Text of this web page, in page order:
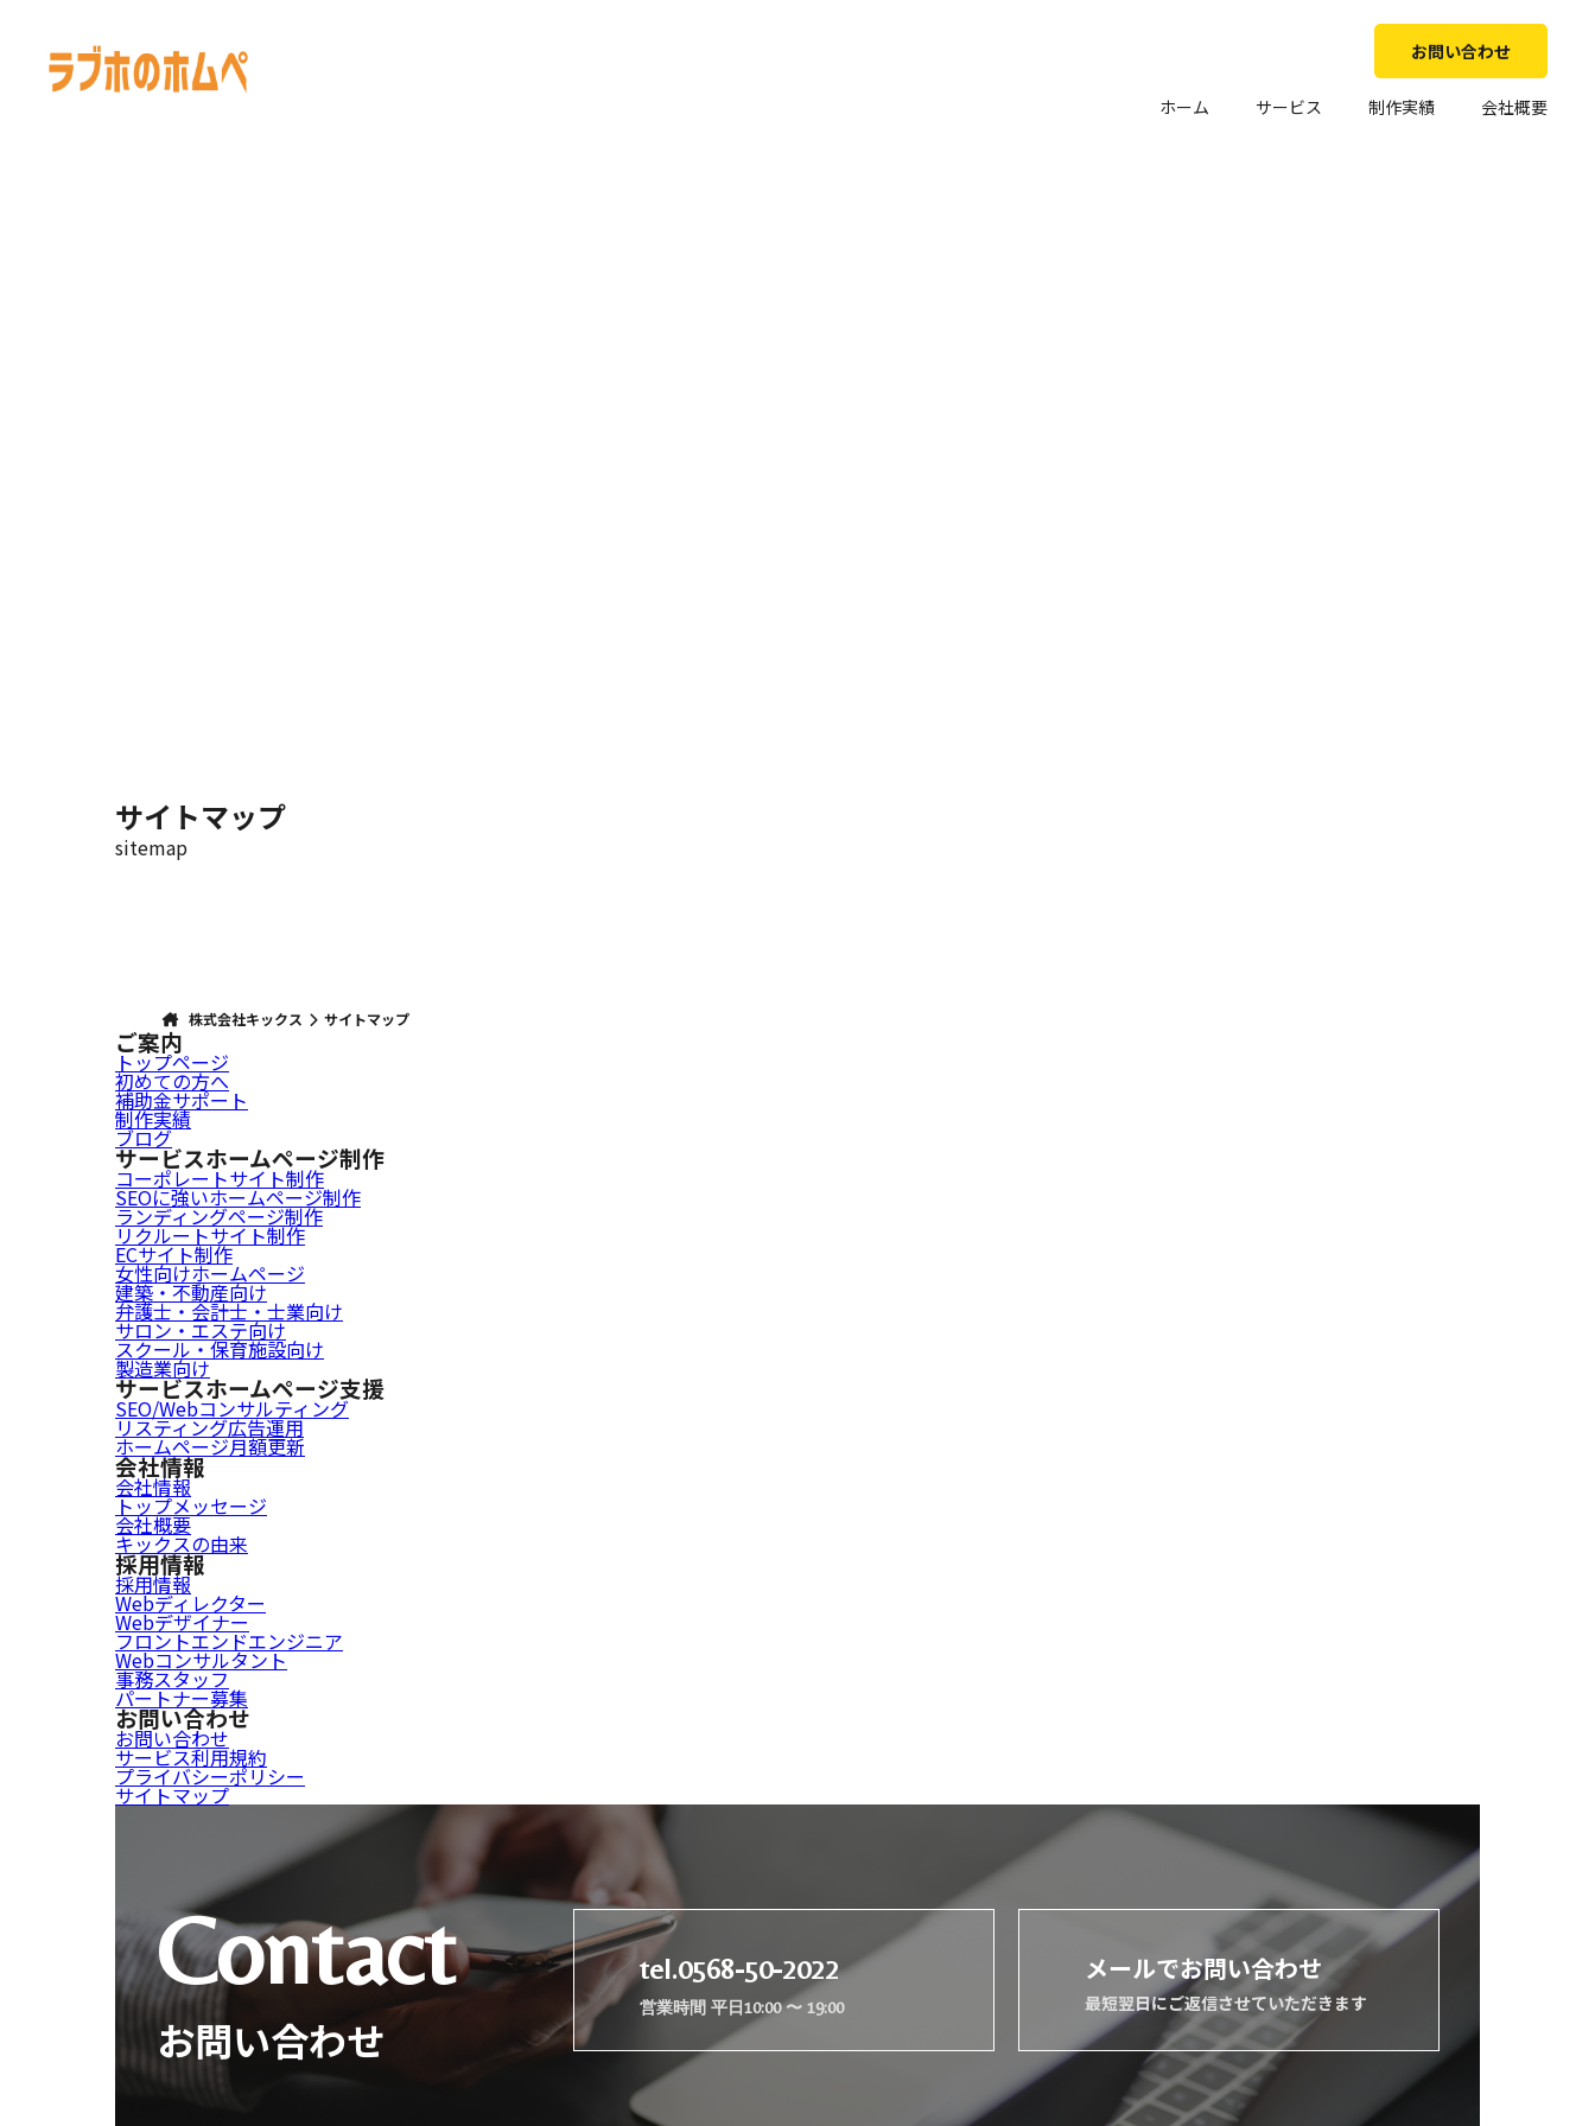
お問い合わせ
ホーム サービス 制作実績 会社概要
サイトマップ
sitemap
株式会社キックス サイトマップ
ご案内
トップページ
初めての方へ
補助金サポート
制作実績
ブログ
サービスホームページ制作
コーポレートサイト制作
SEOに強いホームページ制作
ランディングページ制作
リクルートサイト制作
ECサイト制作
女性向けホームページ
建築・不動産向け
弁護士・会計士・士業向け
サロン・エステ向け
スクール・保育施設向け
製造業向け
サービスホームページ支援
SEO/Webコンサルティング
リスティング広告運用
ホームページ月額更新
会社情報
会社情報
トップメッセージ
会社概要
キックスの由来
採用情報
採用情報
Webディレクター
Webデザイナー
フロントエンドエンジニア
Webコンサルタント
事務スタッフ
パートナー募集
お問い合わせ
お問い合わせ
サービス利用規約
プライバシーポリシー
サイトマップ
Contact
お問い合わせ
tel.0568-50-2022
営業時間 平日10:00 〜 19:00
メールでお問い合わせ
最短翌日にご返信させていただきます